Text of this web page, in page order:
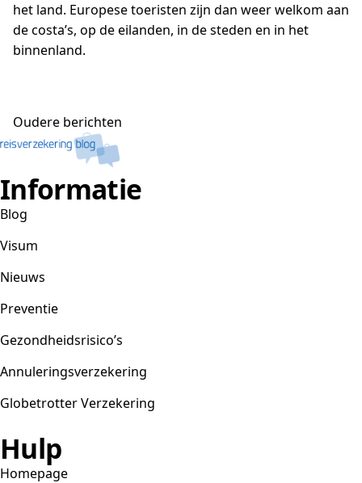
het land. Europese toeristen zijn dan weer welkom aan
de costa’s, op de eilanden, in de steden en in het
binnenland.
Berichtennavigatie
Oudere berichten
Informatie
Blog
Visum
Nieuws
Preventie
Gezondheidsrisico’s
Annuleringsverzekering
Globetrotter Verzekering
Hulp
Homepage